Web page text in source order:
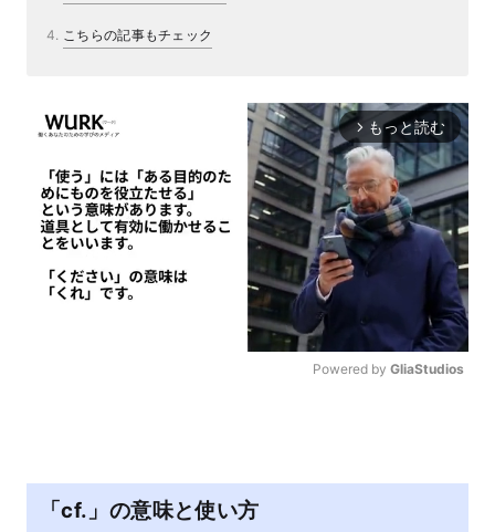
こちらの記事もチェック
arrow_forward_ios もっと読む
Powered by GliaStudios
「cf.」の意味と使い方